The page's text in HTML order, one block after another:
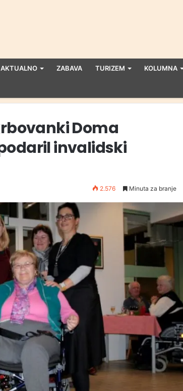
AKTUALNO ZABAVA TURIZEM KOLUMNA
Doma
invalidski
2.576 Minuta za branje